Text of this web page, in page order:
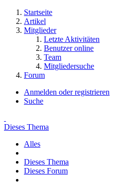
Startseite
Artikel
Mitglieder
Letzte Aktivitäten
Benutzer online
Team
Mitgliedersuche
Forum
Anmelden oder registrieren
Suche
Dieses Thema
Alles
Dieses Thema
Dieses Forum